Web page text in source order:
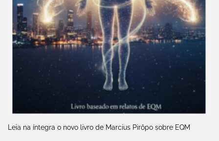
Leia na íntegra o novo livro de Marcius Pirôpo sobre EQM